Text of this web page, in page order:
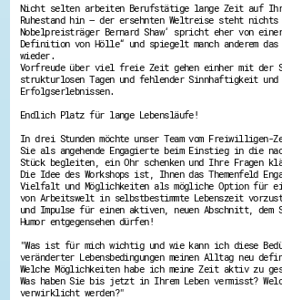
Freiwilligenmanagement
Hessen engagiert -
Kompetenznachweis Hessen
Service-Learning
Mach dich
Di@-Lotsen in Hessen
Energiepreiskrise und
Flüchtlingshilfe +
Patenschaftsprojekte
Qualifizierung &
Stiftungen
Vereine, Spenden,
Versicherungsschutz
Wissenswertes rund um
Zahlen, Daten, Fakten
Nicht selten arbeiten Berufstätige lange Zeit auf
Ruhestand hin – der ersehnten Weltreise steht nichts
Nobelpreisträger Bernard Shaw‘ spricht eher von
Definition von Hölle“ und spiegelt manch anderem das
wieder.
Vorfreude über viel freie Zeit gehen einher mit der
strukturlosen Tagen und fehlender Sinnhaftigkeit und
Erfolgserlebnissen.
Endlich Platz für lange Lebensläufe!
In drei Stunden möchte unser Team vom Freiwilligen-
Sie als angehende Engagierte beim Einstieg in die
Stück begleiten, ein Ohr schenken und Ihre Fragen
Die Idee des Workshops ist, Ihnen das Themenfeld
Vielfalt und Möglichkeiten als mögliche Option für
von Arbeitswelt in selbstbestimmte Lebenszeit
und Impulse für einen aktiven, neuen Abschnitt, dem
Humor entgegensehen dürfen!
"Was ist für mich wichtig und wie kann ich diese
veränderter Lebensbedingungen meinen Alltag neu
Welche Möglichkeiten habe ich meine Zeit aktiv zu
Was haben Sie bis jetzt in Ihrem Leben vermisst?
verwirklicht werden?"